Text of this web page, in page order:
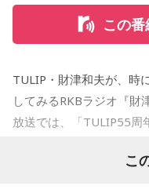
を連載。
2007年12月、初の週刊
で2010年 第56回小学館
講談社漫画賞一般部門
賞。TVアニメ、実写映
この
TULIP・財津和夫が、時
してみるRKBラジオ『
放送では、「TULIP55周
た古今のトピックスがこ